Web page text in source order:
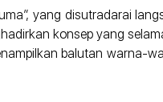
yang disutradarai
konsep yang
balutan warna-